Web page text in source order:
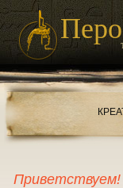
Приветствуем!